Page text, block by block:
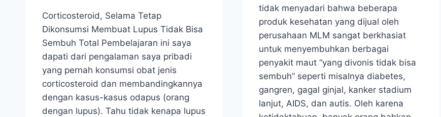
Corticosteroid, Selama Tetap
Dikonsumsi Membuat Lupus Tidak Bisa
Sembuh Total Pembelajaran ini saya
dapati dari pengalaman saya pribadi
yang pernah konsumsi obat jenis
corticosteroid dan membandingkannya
dengan kasus-kasus odapus (orang
dengan lupus). Tahu tidak kenapa lupus
tidak menyadari bahwa beberapa
produk kesehatan yang dijual oleh
perusahaan MLM sangat berkhasiat
untuk menyembuhkan berbagai
penyakit maut “yang divonis tidak bisa
sembuh” seperti misalnya diabetes,
gangren, gagal ginjal, kanker stadium
lanjut, AIDS, dan autis. Oleh karena